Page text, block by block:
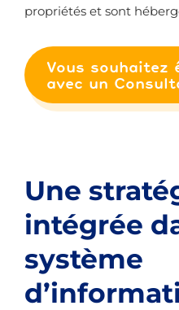
propriétés et sont
Vous souhaitez
avec un
Une
intégrée
système